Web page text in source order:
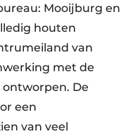
Mooijburg en
houten
van
met de
De
een
van veel